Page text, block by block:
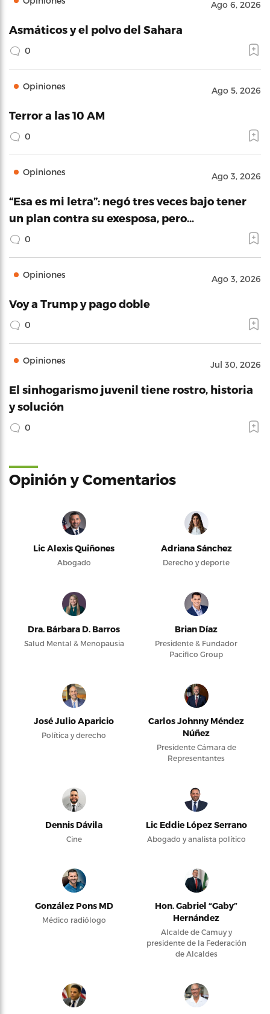
Ago 6, 2026
Asmáticos y el polvo del Sahara
0
Opiniones Ago 5, 2026
Terror a las 10 AM
0
Opiniones Ago 3, 2026
“Esa es mi letra”: negó tres veces bajo tener
un plan contra su exesposa, pero…
0
Opiniones Ago 3, 2026
Voy a Trump y pago doble
0
Opiniones Jul 30, 2026
El sinhogarismo juvenil tiene rostro, historia
y solución
0
Opinión y Comentarios
Lic Alexis Quiñones
Abogado
Adriana Sánchez
Derecho y deporte
Dra. Bárbara D. Barros
Salud Mental & Menopausia
Brian Díaz
Presidente & Fundador
Pacifico Group
José Julio Aparicio
Política y derecho
Carlos Johnny Méndez
Núñez
Presidente Cámara de
Representantes
Dennis Dávila
Cine
Lic Eddie López Serrano
Abogado y analista político
González Pons MD
Médico radiólogo
Hon. Gabriel “Gaby”
Hernández
Alcalde de Camuy y
presidente de la Federación
de Alcaldes